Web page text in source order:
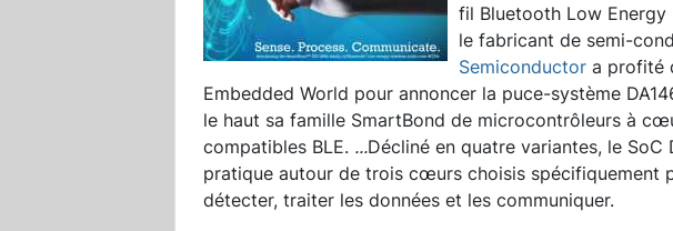
fil Bluetooth Low Energy
le fabricant de semi-
Semiconductor a profité
Embedded World pour annoncer la puce-système
le haut sa famille SmartBond de microcontrôleurs à
compatibles BLE. ...Décliné en quatre variantes, le SoC
pratique autour de trois cœurs choisis spécifiquement
détecter, traiter les données et les communiquer.